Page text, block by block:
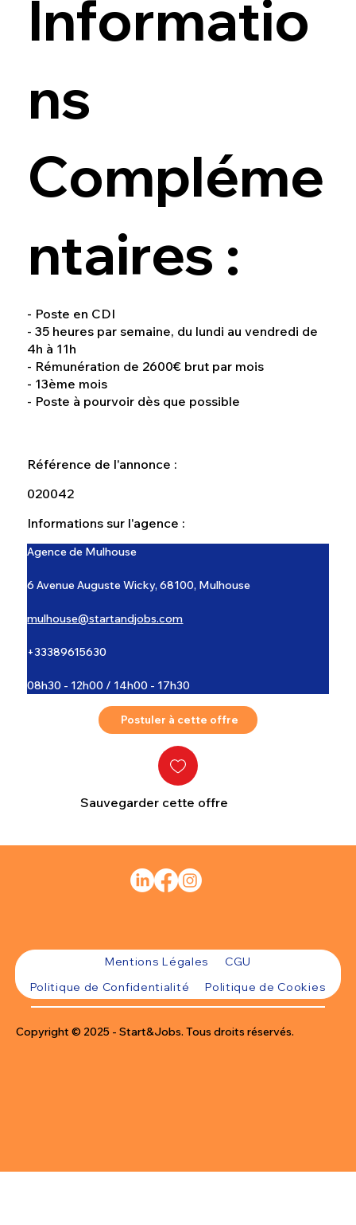
Informatio
ns
Compléme
ntaires :
- Poste en CDI
- 35 heures par semaine, du lundi au vendredi de
4h à 11h
- Rémunération de 2600€ brut par mois
- 13ème mois
- Poste à pourvoir dès que possible
Référence de l'annonce :
020042
Informations sur l'agence :
Agence de Mulhouse
6 Avenue Auguste Wicky, 68100, Mulhouse
mulhouse@startandjobs.com
+33389615630
08h30 - 12h00 / 14h00 - 17h30
Postuler à cette offre
Sauvegarder cette offre
Copyright © 2025 - Start&Jobs. Tous droits réservés.
Mentions Légales
CGU
Politique de Confidentialité
Politique de Cookies